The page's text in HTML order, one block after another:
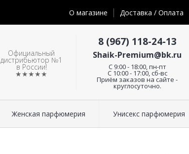
О магазине Доставка / Оплата
Официальный
дистрибьютор №1
в России!
★★★★★
8 (967) 118-24-13
Shaik-Premium@bk.ru
C 9:00 - 18:00, пн-пт
С 10:00 - 17:00, сб-вс
Приём заказов на сайте -
круглосуточно.
Женская парфюмерия Унисекс парфюмерия